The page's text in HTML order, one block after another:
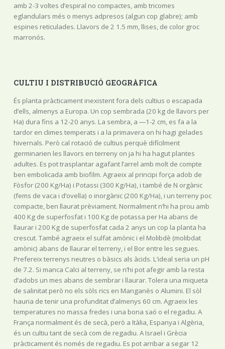
amb 2-3 voltes d’espiral no compactes, amb tricomes
eglandulars més o menys adpresos (algun cop glabre); amb
espines reticulades. Llavors de 2 1.5 mm, llises, de color groc
marronós.
CULTIU I DISTRIBUCIÓ GEOGRÀFICA
És planta pràcticament inexistent fora dels cultius o escapada
d’ells, almenys a Europa. Un cop sembrada (20 kg de llavors per
Ha) dura fins a 12-20 anys. La sembra, a ―1-2 cm, es fa a la
tardor en climes temperats i a la primavera on hi hagi gelades
hivernals. Però cal rotació de cultius perquè difícilment
germinarien les llavors en terreny on ja hi ha hagut plantes
adultes. Es pot trasplantar agafant l’arrel amb molt de compte
ben embolicada amb biofilm. Agraeix al principi força adob de
Fòsfor (200 Kg/Ha) i Potassi (300 Kg/Ha), i també de N orgànic
(fems de vaca i d’ovella) o inorgànic (200 Kg/Ha), i un terreny poc
compacte, ben llaurat prèviament. Normalment n’hi ha prou amb
400 Kg de superfosfat i 100 Kg de potassa per Ha abans de
llaurar i 200 Kg de superfosfat cada 2 anys un cop la planta ha
crescut. També agraeix el sulfat amònic i el Molibdè (molibdat
amònic) abans de llaurar el terreny, i el Bor entre les segues.
Prefereix terrenys neutres o bàsics als àcids. L’ideal seria un pH
de 7.2. Si manca Calci al terreny, se n’hi pot afegir amb la resta
d’adobs un mes abans de sembrar i llaurar. Tolera una miqueta
de salinitat però no els sòls rics en Manganès o Alumini. El sòl
hauria de tenir una profunditat d’almenys 60 cm. Agraeix les
temperatures no massa fredes i una bona saó o el regadiu. A
França normalment és de secà, però a Itàlia, Espanya i Algèria,
és un cultiu tant de secà com de regadiu. A Israel i Grècia
pràcticament és només de regadiu. Es pot arribar a segar 12